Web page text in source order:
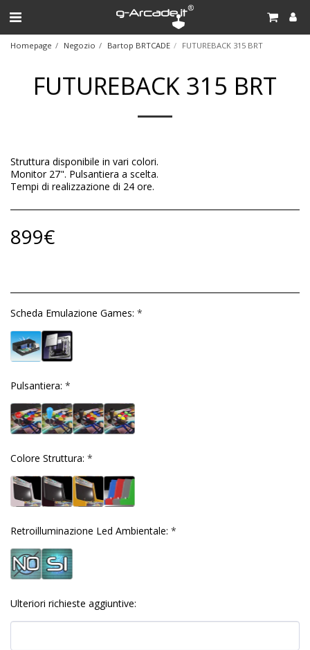
Homepage Negozio Bartop BRTCADE FUTUREBACK 315 BRT
FUTUREBACK 315 BRT
Struttura disponibile in vari colori.
Monitor 27". Pulsantiera a scelta.
Tempi di realizzazione di 24 ore.
899€
Scheda Emulazione Games: *
Pulsantiera: *
Colore Struttura: *
Retroilluminazione Led Ambientale: *
Ulteriori richieste aggiuntive: